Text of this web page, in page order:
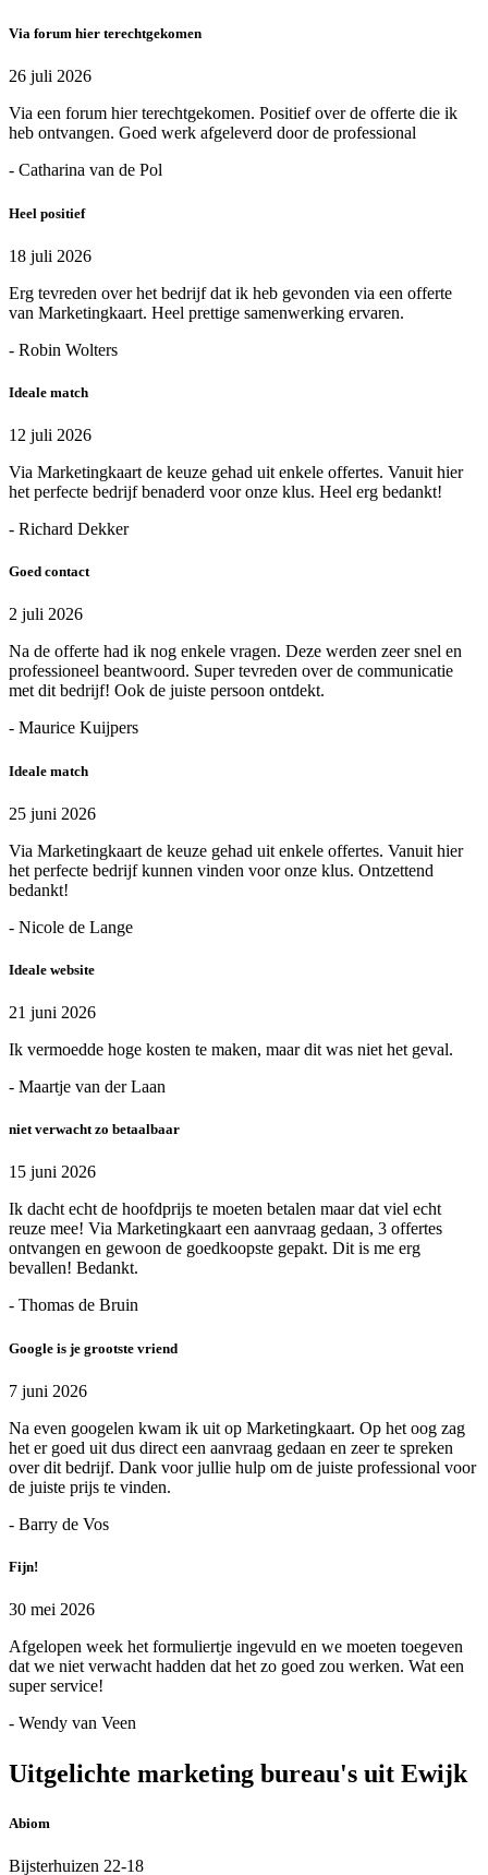
Via forum hier terechtgekomen
26 juli 2026
Via een forum hier terechtgekomen. Positief over de offerte die ik
heb ontvangen. Goed werk afgeleverd door de professional
- Catharina van de Pol
Heel positief
18 juli 2026
Erg tevreden over het bedrijf dat ik heb gevonden via een offerte
van Marketingkaart. Heel prettige samenwerking ervaren.
- Robin Wolters
Ideale match
12 juli 2026
Via Marketingkaart de keuze gehad uit enkele offertes. Vanuit hier
het perfecte bedrijf benaderd voor onze klus. Heel erg bedankt!
- Richard Dekker
Goed contact
2 juli 2026
Na de offerte had ik nog enkele vragen. Deze werden zeer snel en
professioneel beantwoord. Super tevreden over de communicatie
met dit bedrijf! Ook de juiste persoon ontdekt.
- Maurice Kuijpers
Ideale match
25 juni 2026
Via Marketingkaart de keuze gehad uit enkele offertes. Vanuit hier
het perfecte bedrijf kunnen vinden voor onze klus. Ontzettend
bedankt!
- Nicole de Lange
Ideale website
21 juni 2026
Ik vermoedde hoge kosten te maken, maar dit was niet het geval.
- Maartje van der Laan
niet verwacht zo betaalbaar
15 juni 2026
Ik dacht echt de hoofdprijs te moeten betalen maar dat viel echt
reuze mee! Via Marketingkaart een aanvraag gedaan, 3 offertes
ontvangen en gewoon de goedkoopste gepakt. Dit is me erg
bevallen! Bedankt.
- Thomas de Bruin
Google is je grootste vriend
7 juni 2026
Na even googelen kwam ik uit op Marketingkaart. Op het oog zag
het er goed uit dus direct een aanvraag gedaan en zeer te spreken
over dit bedrijf. Dank voor jullie hulp om de juiste professional voor
de juiste prijs te vinden.
- Barry de Vos
Fijn!
30 mei 2026
Afgelopen week het formuliertje ingevuld en we moeten toegeven
dat we niet verwacht hadden dat het zo goed zou werken. Wat een
super service!
- Wendy van Veen
Uitgelichte marketing bureau's uit Ewijk
Abiom
Bijsterhuizen 22-18